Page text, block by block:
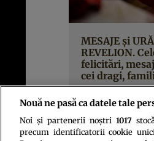
MESAJE şi
REVELION.
felicitări,
cei dragi,
Nouă ne pasă ca datele tale
Noi și partenerii noștri 1017
precum identificatorii cookie